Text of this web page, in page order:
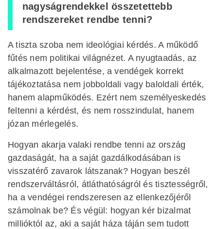
nagyságrendekkel összetettebb
rendszereket rendbe tenni?
A tiszta szoba nem ideológiai kérdés. A működő
fűtés nem politikai világnézet. A nyugtaadás, az
alkalmazott bejelentése, a vendégek korrekt
tájékoztatása nem jobboldali vagy baloldali érték,
hanem alapműködés. Ezért nem személyeskedés
feltenni a kérdést, és nem rosszindulat, hanem
józan mérlegelés.
Hogyan akarja valaki rendbe tenni az ország
gazdaságát, ha a saját gazdálkodásában is
visszatérő zavarok látszanak? Hogyan beszél
rendszerváltásról, átláthatóságról és tisztességről,
ha a vendégei rendszeresen az ellenkezőjéről
számolnak be? És végül: hogyan kér bizalmat
millióktól az, aki a saját háza táján sem tudott